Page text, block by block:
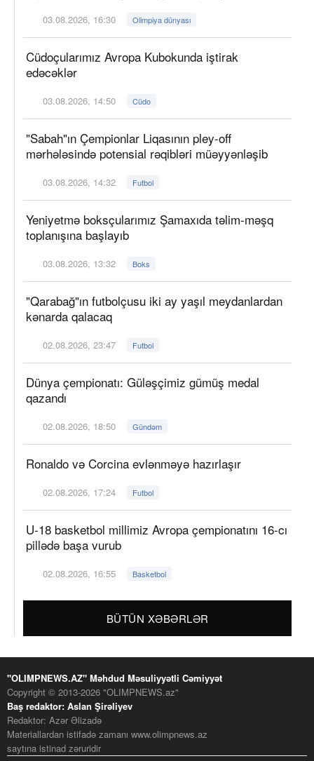
03.08.2026, 16:30 Olimpiya dünyası
Cüdoçularımız Avropa Kubokunda iştirak
edəcəklər
03.08.2026, 14:50 Cüdo
"Sabah"ın Çempionlar Liqasının pley-off
mərhələsində potensial rəqibləri müəyyənləşib
03.08.2026, 14:32 Futbol
Yeniyetmə boksçularımız Şamaxıda təlim-məşq
toplanışına başlayıb
03.08.2026, 13:32 Boks
"Qarabağ"ın futbolçusu iki ay yaşıl meydanlardan
kənarda qalacaq
02.08.2026, 23:47 Futbol
Dünya çempionatı: Güləşçimiz gümüş medal
qazandı
02.08.2026, 18:50 Gündəm
Ronaldo və Corcina evlənməyə hazırlaşır
02.08.2026, 17:24 Futbol
U-18 basketbol millimiz Avropa çempionatını 16-cı
pillədə başa vurub
02.08.2026, 16:55 Basketbol
BÜTÜN XƏBƏRLƏR
"OLIMPNEWS.AZ" Məhdud Məsuliyyətli Cəmiyyət
Copyright © 2013-2026 "OLIMPNEWS.az"
Baş redaktor: Aslan Şirəliyev
Redaktor: Azər Əlizadə
Materiallardan istifadə zamanı www.olimpnews.az
saytına istinad zəruridir